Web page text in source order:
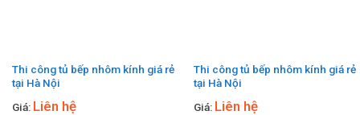
Thi công tủ bếp nhôm kính giá rẻ
tại Hà Nội
Giá: Liên hệ
Thi công tủ bếp nhôm kính giá rẻ
tại Hà Nội
Giá: Liên hệ